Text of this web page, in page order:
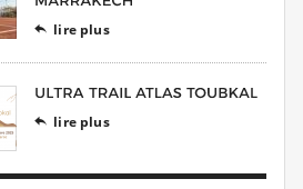
 lire plus
 lire plus